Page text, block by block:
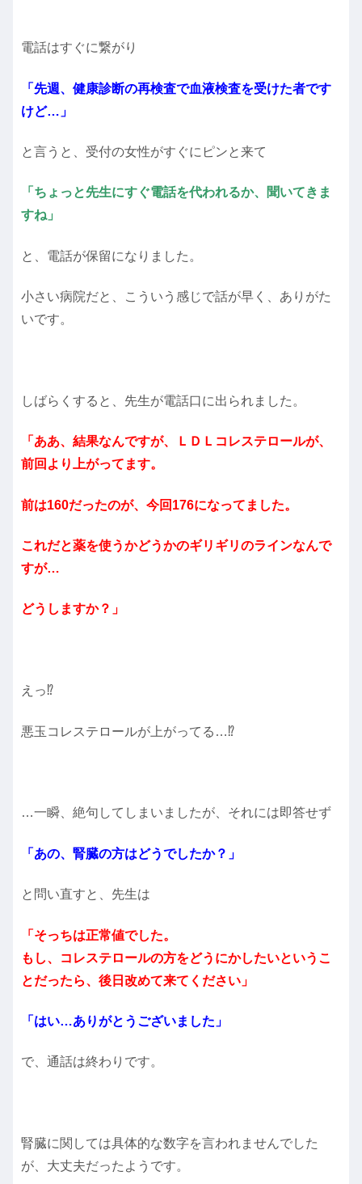
電話はすぐに繋がり
「先週、健康診断の再検査で血液検査を受けた者です
けど…」
と言うと、受付の女性がすぐにピンと来て
「ちょっと先生にすぐ電話を代われるか、聞いてきま
すね」
と、電話が保留になりました。
小さい病院だと、こういう感じで話が早く、ありがた
いです。
しばらくすると、先生が電話口に出られました。
「ああ、結果なんですが、ＬＤＬコレステロールが、
前回より上がってます。
前は160だったのが、今回176になってました。
これだと薬を使うかどうかのギリギリのラインなんで
すが…
どうしますか？」
えっ⁉️
悪玉コレステロールが上がってる…⁉️
…一瞬、絶句してしまいましたが、それには即答せず
「あの、腎臓の方はどうでしたか？」
と問い直すと、先生は
「そっちは正常値でした。
もし、コレステロールの方をどうにかしたいというこ
とだったら、後日改めて来てください」
「はい…ありがとうございました」
で、通話は終わりです。
腎臓に関しては具体的な数字を言われませんでした
が、大丈夫だったようです。